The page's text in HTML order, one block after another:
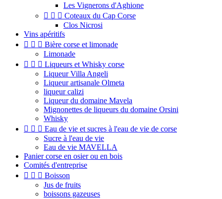
Les Vignerons d'Aghione
   Coteaux du Cap Corse
Clos Nicrosi
Vins apéritifs
   Bière corse et limonade
Limonade
   Liqueurs et Whisky corse
Liqueur Villa Angeli
Liqueur artisanale Olmeta
liqueur calizi
Liqueur du domaine Mavela
Mignonettes de liqueurs du domaine Orsini
Whisky
   Eau de vie et sucres à l'eau de vie de corse
Sucre à l'eau de vie
Eau de vie MAVELLA
Panier corse en osier ou en bois
Comités d'entreprise
   Boisson
Jus de fruits
boissons gazeuses